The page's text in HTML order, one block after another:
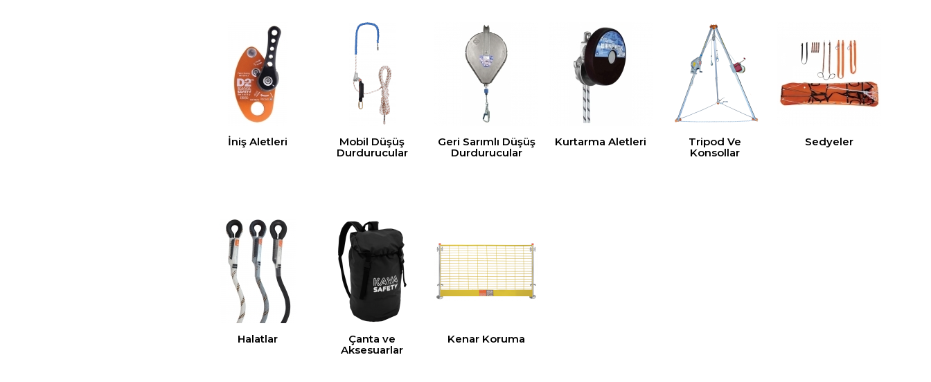
İniş Aletleri
Mobil Düşüş
Durdurucular
Geri Sarımlı Düşüş
Durdurucular
Kurtarma Aletleri
Tripod Ve
Konsollar
Sedyeler
Halatlar
Çanta ve
Aksesuarlar
Kenar Koruma